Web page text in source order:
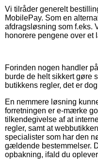
Vi tilråder generelt
MobilePay. Som en
afdragsløsning som f.eks.
honorere pengene over et
Forinden nogen handler
burde de helt sikkert gøre
butikkens regler, det er
En nemmere løsning
forretningen er e-mærke
tilkendegivelse af at
regler, samt at
specialister som har den
gældende bestemmelser.
opbakning, ifald du